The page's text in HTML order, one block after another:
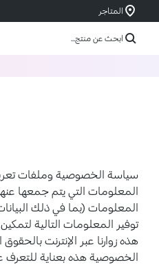
المتاجر
ابحث عن منتج...
سياسة الخصوصية وملفات
المعلومات التي يتم جمعها
المعلومات (بما في ذلك
توفير المعلومات التالية
هذه زوارنا عبر الإنترنت
الخصوصية هذه بعناية للتعرف